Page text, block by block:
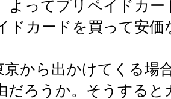
よってプリペイドカ
ドカードを買って安
京から出かけてくる場
だろうか。そうする